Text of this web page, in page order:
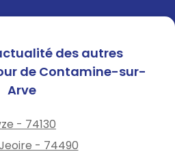
âgées ;
souffrant de
travaillant ou
extérieur.
des autres
de Contamine-sur-
Arve
- 74130
- 74490